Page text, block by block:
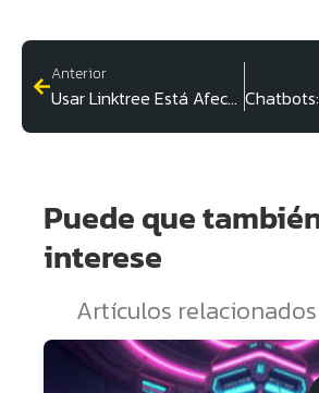
Anterior
Usar Linktree Está Afectando Tu Marca
Puede que
interese
Artículos relacionados